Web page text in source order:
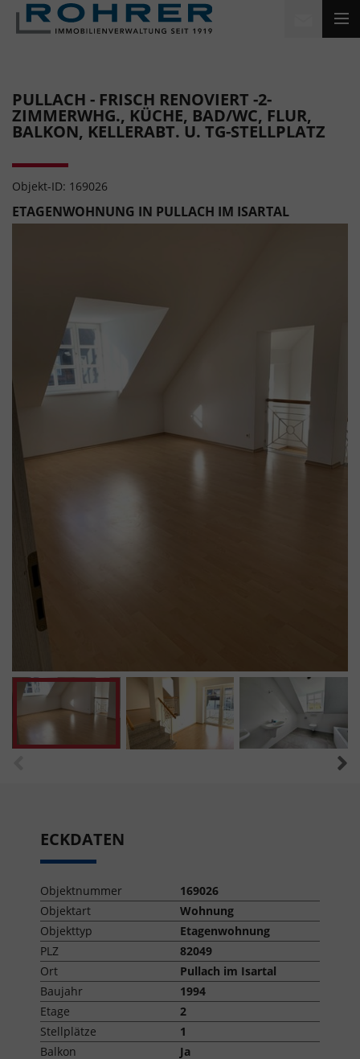
PULLACH - FRISCH RENOVIERT -2-
ZIMMERWHG., KÜCHE, BAD/WC, FLUR,
BALKON, KELLERABT. U. TG-STELLPLATZ
Objekt-ID: 169026
ETAGENWOHNUNG IN PULLACH IM ISARTAL
ECKDATEN
Objektnummer
169026
Objektart
Wohnung
Objekttyp
Etagenwohnung
PLZ
82049
Ort
Pullach im Isartal
Baujahr
1994
Etage
2
Stellplätze
1
Balkon
Ja